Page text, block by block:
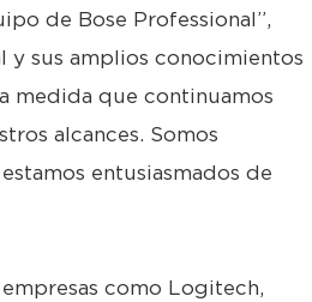
de Bose Professional”,
y sus amplios conocimientos
medida que continuamos
alcances. Somos
entusiasmados de
como Logitech,